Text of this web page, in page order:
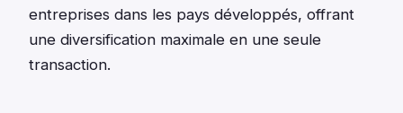
entreprises dans les pays développés, offrant
une diversification maximale en une seule
transaction.